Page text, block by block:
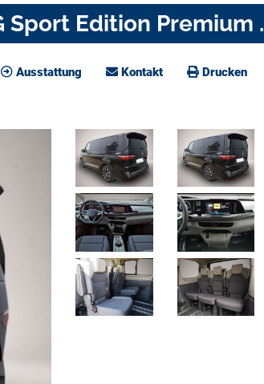
Sport Edition Premium .
Ausstattung Kontakt Drucken